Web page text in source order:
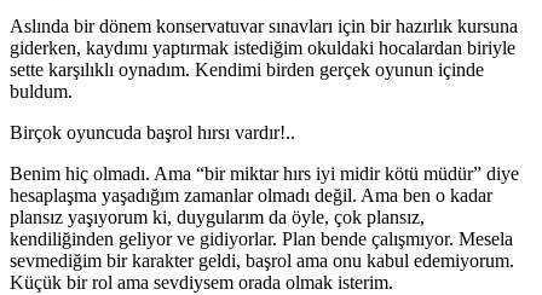
Aslında bir dönem konservatuvar sınavları için bir hazırlık kursuna
giderken, kaydımı yaptırmak istediğim okuldaki hocalardan biriyle
sette karşılıklı oynadım. Kendimi birden gerçek oyunun içinde
buldum.
Birçok oyuncuda başrol hırsı vardır!..
Benim hiç olmadı. Ama “bir miktar hırs iyi midir kötü müdür” diye
hesaplaşma yaşadığım zamanlar olmadı değil. Ama ben o kadar
plansız yaşıyorum ki, duygularım da öyle, çok plansız,
kendiliğinden geliyor ve gidiyorlar. Plan bende çalışmıyor. Mesela
sevmediğim bir karakter geldi, başrol ama onu kabul edemiyorum.
Küçük bir rol ama sevdiysem orada olmak isterim.